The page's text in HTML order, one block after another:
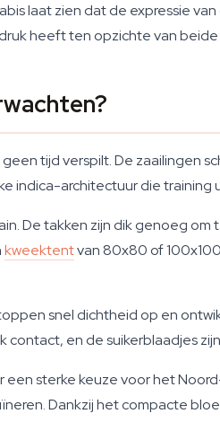
laat zien dat de expressie
heeft ten opzichte van
tijd verspilt. De zaailingen
indica-architectuur die training
De takken zijn dik genoeg
kweektentvan 80x80 of
snel dichtheid op en
en de suikerblaadjes
sterke keuze voor het
Dankzij het compacte